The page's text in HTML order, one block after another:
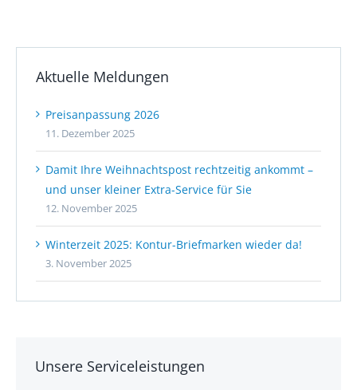
Aktuelle Meldungen
Preisanpassung 2026
11. Dezember 2025
Damit Ihre Weihnachtspost rechtzeitig ankommt –
und unser kleiner Extra-Service für Sie
12. November 2025
Winterzeit 2025: Kontur-Briefmarken wieder da!
3. November 2025
Unsere Serviceleistungen